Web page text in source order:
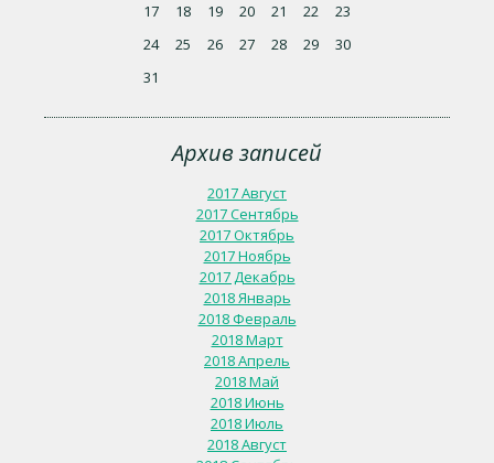
17
18 19 20 21 22
23
24
25 26 27 28 29
30
31
Архив записей
2017 Август
2017 Сентябрь
2017 Октябрь
2017 Ноябрь
2017 Декабрь
2018 Январь
2018 Февраль
2018 Март
2018 Апрель
2018 Май
2018 Июнь
2018 Июль
2018 Август